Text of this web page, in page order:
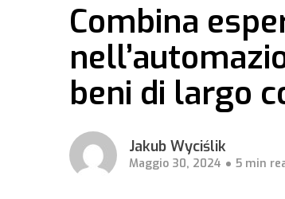
Combina
beni di largo
Jakub Wyciślik
Maggio 30, 2024 5 min